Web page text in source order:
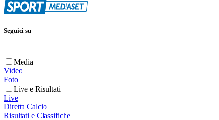
Seguici su
Media
Video
Foto
Live e Risultati
Live
Diretta Calcio
Risultati e Classifiche